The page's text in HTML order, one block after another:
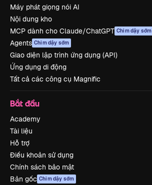
Máy phát giọng nói AI
Nội dung kho
MCP dành cho Claude/ChatGPT Chim dậy sớm
Agents Chim dậy sớm
Giao diện lập trình ứng dụng (API)
Ứng dụng di động
Tất cả các công cụ Magnific
Bắt đầu
Academy
Tài liệu
Hỗ trợ
Điều khoản sử dụng
Chính sách bảo mật
Bản gốc Chim dậy sớm